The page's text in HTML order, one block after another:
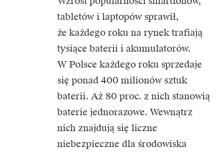
tabletów i laptopów sprawił,
że każdego roku na rynek trafiają
tysiące baterii i akumulatorów.
W Polsce każdego roku sprzedaje
się ponad 400 milionów sztuk
baterii. Aż 80 proc. z nich stanowią
baterie jednorazowe. Wewnątrz
nich znajdują się liczne
niebezpieczne dla środowiska